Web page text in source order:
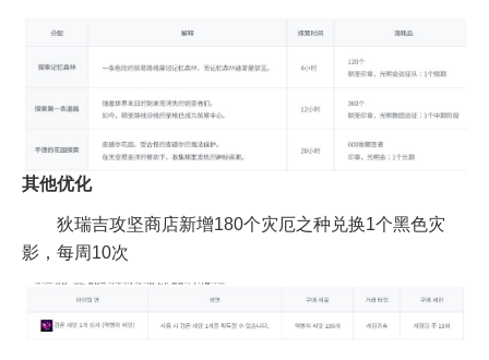
其他优化
狄瑞吉攻坚商店新增180个灾厄之种兑换1个黑色灾
影，每周10次